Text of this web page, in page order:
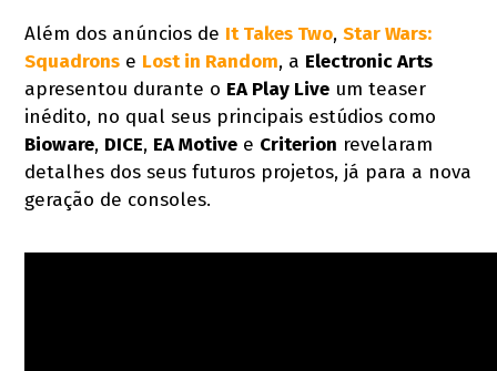
Além dos anúncios de It Takes Two,Star Wars:
Squadrons e Lost in Random, a Electronic Arts
apresentou durante o EA Play Live um teaser
inédito, no qual seus principais estúdios como
Bioware, DICE, EA Motive e Criterion revelaram
detalhes dos seus futuros projetos, já para a nova
geração de consoles.